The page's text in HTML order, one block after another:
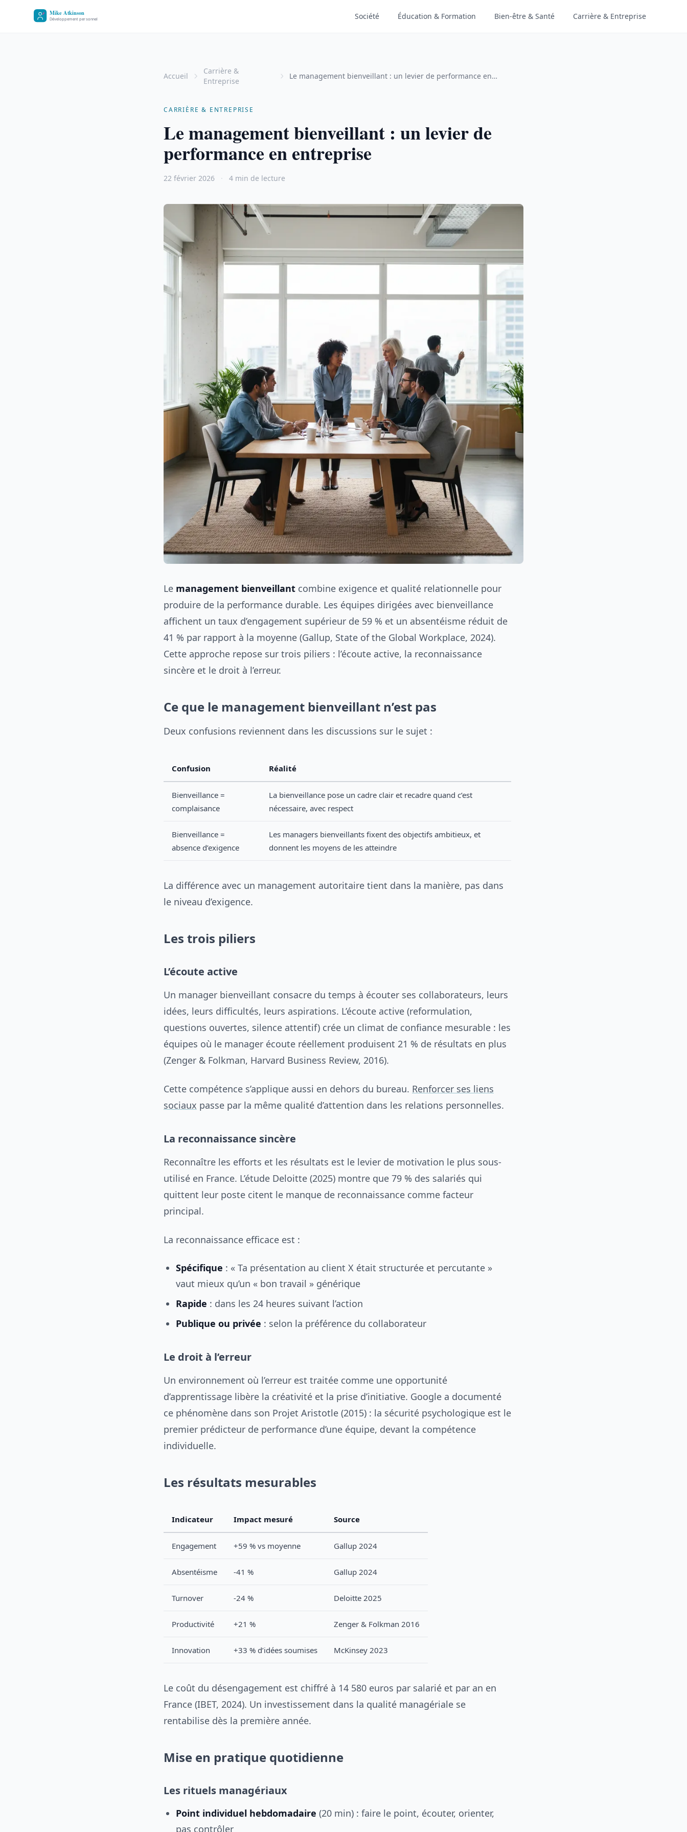
Société Éducation & Formation Bien-être & Santé Carrière & Entreprise
Accueil
Carrière &
Entreprise
Le management bienveillant : un levier de performance en
CARRIÈRE & ENTREPRISE
Le management bienveillant : un levier de
performance en entreprise
22 février 2026 · 4 min de lecture
Le management bienveillant combine exigence et qualité relationnelle pour
produire de la performance durable. Les équipes dirigées avec bienveillance
affichent un taux d’engagement supérieur de 59 % et un absentéisme réduit de
41 % par rapport à la moyenne (Gallup, State of the Global Workplace, 2024).
Cette approche repose sur trois piliers : l’écoute active, la reconnaissance
sincère et le droit à l’erreur.
Ce que le management bienveillant n’est pas
Deux confusions reviennent dans les discussions sur le sujet :
Confusion Réalité
Bienveillance =
complaisance
La bienveillance pose un cadre clair et recadre quand c’est
nécessaire, avec respect
Bienveillance =
absence d’exigence
Les managers bienveillants fixent des objectifs ambitieux, et
donnent les moyens de les atteindre
La différence avec un management autoritaire tient dans la manière, pas dans
le niveau d’exigence.
Les trois piliers
L’écoute active
Un manager bienveillant consacre du temps à écouter ses collaborateurs, leurs
idées, leurs difficultés, leurs aspirations. L’écoute active (reformulation,
questions ouvertes, silence attentif) crée un climat de confiance mesurable : les
équipes où le manager écoute réellement produisent 21 % de résultats en plus
(Zenger & Folkman, Harvard Business Review, 2016).
Cette compétence s’applique aussi en dehors du bureau. Renforcer ses liens
sociaux passe par la même qualité d’attention dans les relations personnelles.
La reconnaissance sincère
Reconnaître les efforts et les résultats est le levier de motivation le plus sous-
utilisé en France. L’étude Deloitte (2025) montre que 79 % des salariés qui
quittent leur poste citent le manque de reconnaissance comme facteur
principal.
La reconnaissance efficace est :
Spécifique : « Ta présentation au client X était structurée et percutante »
vaut mieux qu’un « bon travail » générique
Rapide : dans les 24 heures suivant l’action
Publique ou privée : selon la préférence du collaborateur
Le droit à l’erreur
Un environnement où l’erreur est traitée comme une opportunité
d’apprentissage libère la créativité et la prise d’initiative. Google a documenté
ce phénomène dans son Projet Aristotle (2015) : la sécurité psychologique est le
premier prédicteur de performance d’une équipe, devant la compétence
individuelle.
Les résultats mesurables
Indicateur Impact mesuré Source
Engagement +59 % vs moyenne Gallup 2024
Absentéisme -41 % Gallup 2024
Turnover -24 % Deloitte 2025
Productivité +21 % Zenger & Folkman 2016
Innovation +33 % d’idées soumises McKinsey 2023
Le coût du désengagement est chiffré à 14 580 euros par salarié et par an en
France (IBET, 2024). Un investissement dans la qualité managériale se
rentabilise dès la première année.
Mise en pratique quotidienne
Les rituels managériaux
Point individuel hebdomadaire (20 min) : faire le point, écouter, orienter,
pas contrôler